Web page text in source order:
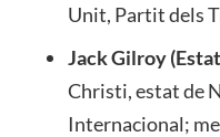
Unit, Partit dels
Jack Gilroy
Christi, estat de
Internacional;